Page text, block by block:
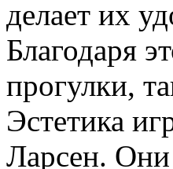
делает их
Благодаря
прогулки,
Эстетика
Ларсен.